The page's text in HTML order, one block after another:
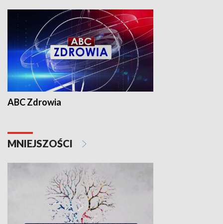
ABC Zdrowia
MNIEJSZOŚCI